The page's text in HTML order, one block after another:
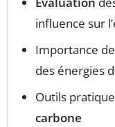
influence sur
Importance
des énergies
Outils
carbone